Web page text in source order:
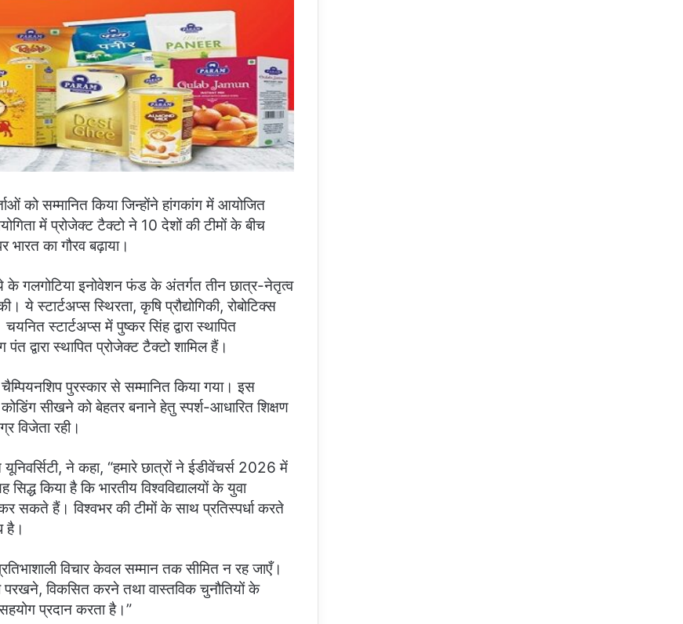
को सम्मानित किया जिन्होंने हांगकांग में आयोजित
में प्रोजेक्ट टैक्टो ने 10 देशों की टीमों के बीच
भारत का गौरव बढ़ाया।
के गलगोटिया इनोवेशन फंड के अंतर्गत तीन छात्र-नेतृत्व
ये स्टार्टअप्स स्थिरता, कृषि प्रौद्योगिकी, रोबोटिक्स
स्टार्टअप्स में पुष्कर सिंह द्वारा स्थापित
पंत द्वारा स्थापित प्रोजेक्ट टैक्टो शामिल हैं।
पुरस्कार से सम्मानित किया गया। इस
कोडिंग सीखने को बेहतर बनाने हेतु स्पर्श-आधारित शिक्षण
विजेता रही।
ने कहा, “हमारे छात्रों ने ईडीवेंचर्स 2026 में
किया है कि भारतीय विश्वविद्यालयों के युवा
कर सकते हैं। विश्वभर की टीमों के साथ प्रतिस्पर्धा करते
है।
विचार केवल सम्मान तक सीमित न रह जाएँ।
परखने, विकसित करने तथा वास्तविक चुनौतियों के
प्रदान करता है।”